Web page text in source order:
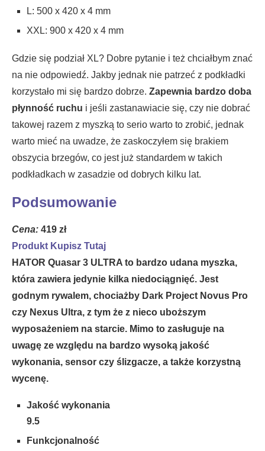
L: 500 x 420 x 4 mm
XXL: 900 x 420 x 4 mm
Gdzie się podział XL? Dobre pytanie i też chciałbym znać
na nie odpowiedź. Jakby jednak nie patrzeć z podkładki
korzystało mi się bardzo dobrze. Zapewnia bardzo doba
płynność ruchu i jeśli zastanawiacie się, czy nie dobrać
takowej razem z myszką to serio warto to zrobić, jednak
warto mieć na uwadze, że zaskoczyłem się brakiem
obszycia brzegów, co jest już standardem w takich
podkładkach w zasadzie od dobrych kilku lat.
Podsumowanie
Cena: 419 zł
Produkt Kupisz Tutaj
HATOR Quasar 3 ULTRA to bardzo udana myszka,
która zawiera jedynie kilka niedociągnięć. Jest
godnym rywalem, chociażby Dark Project Novus Pro
czy Nexus Ultra, z tym że z nieco uboższym
wyposażeniem na starcie. Mimo to zasługuje na
uwagę ze względu na bardzo wysoką jakość
wykonania, sensor czy ślizgacze, a także korzystną
wycenę.
Jakość wykonania
9.5
Funkcjonalność